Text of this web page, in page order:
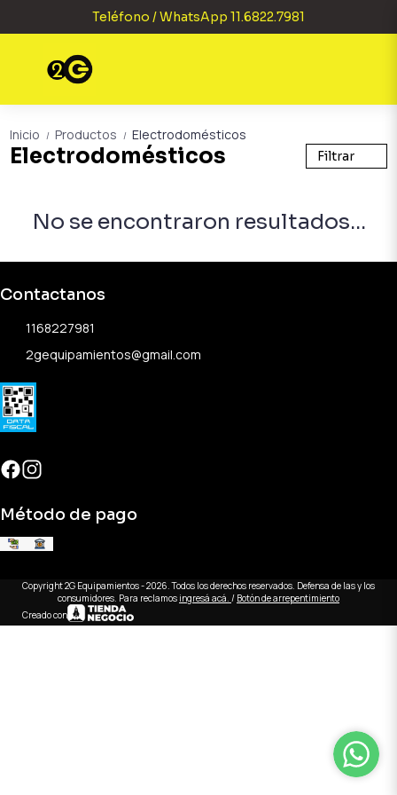
Teléfono / WhatsApp 11.6822.7981
Inicio / Productos / Electrodomésticos
Electrodomésticos Filtrar
No se encontraron resultados...
Contactanos
1168227981
2gequipamientos@gmail.com
Método de pago
Copyright 2G Equipamientos - 2026. Todos los derechos reservados. Defensa de las y los
consumidores. Para reclamos ingresá acá. / Botón de arrepentimiento
Creado con